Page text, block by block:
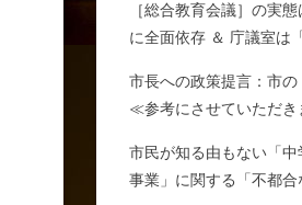
［総合教育会議］の実態
に全面依存 ＆ 庁議室は
市長への政策提言：市
≪参考にさせていただ
市民が知る由もない「
事業」に関する「不都合